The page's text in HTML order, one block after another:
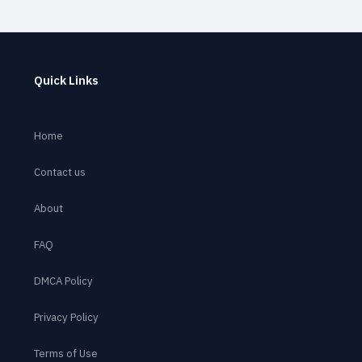
Quick Links
Home
Contact us
About
FAQ
DMCA Policy
Privacy Policy
Terms of Use